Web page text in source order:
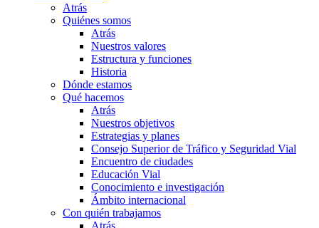
Atrás
Quiénes somos
Atrás
Nuestros valores
Estructura y funciones
Historia
Dónde estamos
Qué hacemos
Atrás
Nuestros objetivos
Estrategias y planes
Consejo Superior de Tráfico y Seguridad Vial
Encuentro de ciudades
Educación Vial
Conocimiento e investigación
Ámbito internacional
Con quién trabajamos